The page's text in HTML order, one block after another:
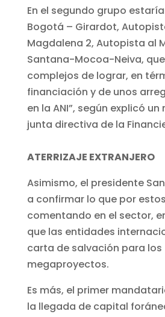
En el segundo grupo
Bogotá – Girardot,
Magdalena 2, Autopista al
Santana-Mocoa-Neiva,
complejos de lograr, en
financiación y de unos
en la ANI”, según explicó
junta directiva de la
ATERRIZAJE EXTRANJERO
Asimismo, el presidente
a confirmar lo que por
comentando en el sector,
que las entidades
carta de salvación para los
megaproyectos.
Es más, el primer
la llegada de capital